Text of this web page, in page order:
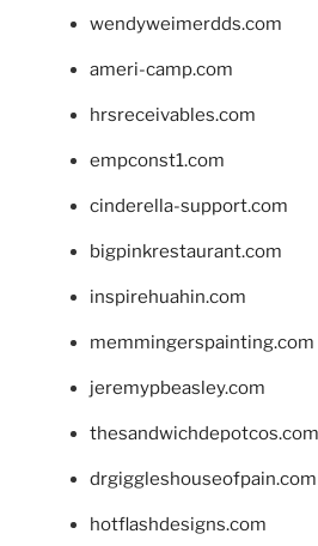
wendyweimerdds.com
ameri-camp.com
hrsreceivables.com
empconst1.com
cinderella-support.com
bigpinkrestaurant.com
inspirehuahin.com
memmingerspainting.com
jeremypbeasley.com
thesandwichdepotcos.com
drgiggleshouseofpain.com
hotflashdesigns.com